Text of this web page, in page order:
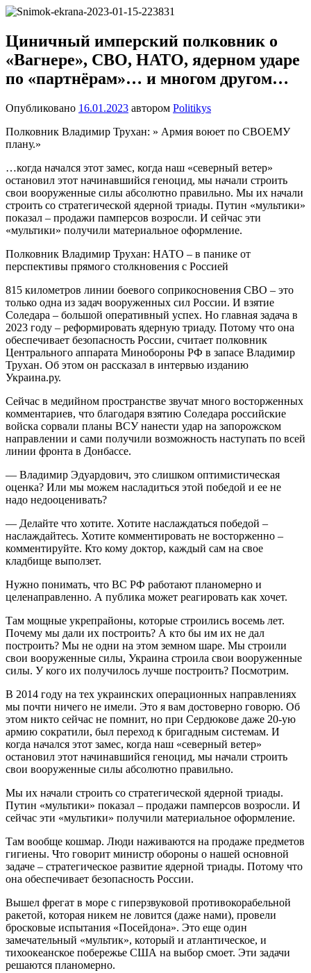
Перейти
содержимому
один
сайт
на
Циничный имперский полковник о
«Вагнере», СВО, НАТО, ядерном ударе
по «партнёрам»… и многом другом…
Опубликовано 16.01.2023 автором Politikys
Полковник Владимир Трухан: » Армия воюет по СВОЕМУ
плану.»
…когда начался этот замес, когда наш «северный ветер»
остановил этот начинавшийся геноцид, мы начали строить
свои вооруженные силы абсолютно правильно. Мы их начали
строить со стратегической ядерной триады. Путин «мультики»
показал – продажи памперсов возросли. И сейчас эти
«мультики» получили материальное оформление.
Полковник Владимир Трухан: НАТО – в панике от
перспективы прямого столкновения с Россией
815 километров линии боевого соприкосновения СВО – это
только одна из задач вооруженных сил России. И взятие
Соледара – большой оперативный успех. Но главная задача в
2023 году – реформировать ядерную триаду. Потому что она
обеспечивает безопасность России, считает полковник
Центрального аппарата Минобороны РФ в запасе Владимир
Трухан. Об этом он рассказал в интервью изданию
Украина.ру.
Сейчас в медийном пространстве звучат много восторженных
комментариев, что благодаря взятию Соледара российские
войска сорвали планы ВСУ нанести удар на запорожском
направлении и сами получили возможность наступать по всей
линии фронта в Донбассе.
— Владимир Эдуардович, это слишком оптимистическая
оценка? Или мы можем насладиться этой победой и ее не
надо недооценивать?
— Делайте что хотите. Хотите наслаждаться победой –
наслаждайтесь. Хотите комментировать не восторженно –
комментируйте. Кто кому доктор, каждый сам на свое
кладбище выползет.
Нужно понимать, что ВС РФ работают планомерно и
целенаправленно. А публика может реагировать как хочет.
Там мощные укрепрайоны, которые строились восемь лет.
Почему мы дали их построить? А кто бы им их не дал
построить? Мы не одни на этом земном шаре. Мы строили
свои вооруженные силы, Украина строила свои вооруженные
силы. У кого их получилось лучше построить? Посмотрим.
В 2014 году на тех украинских операционных направлениях
мы почти ничего не имели. Это я вам достоверно говорю. Об
этом никто сейчас не помнит, но при Сердюкове даже 20-ую
армию сократили, был переход к бригадным системам. И
когда начался этот замес, когда наш «северный ветер»
остановил этот начинавшийся геноцид, мы начали строить
свои вооруженные силы абсолютно правильно.
Мы их начали строить со стратегической ядерной триады.
Путин «мультики» показал – продажи памперсов возросли. И
сейчас эти «мультики» получили материальное оформление.
Там вообще кошмар. Люди наживаются на продаже предметов
гигиены. Что говорит министр обороны о нашей основной
задаче – стратегическое развитие ядерной триады. Потому что
она обеспечивает безопасность России.
Вышел фрегат в море с гиперзвуковой противокорабельной
ракетой, которая никем не ловится (даже нами), провели
бросковые испытания «Посейдона». Это еще один
замечательный «мультик», который и атлантическое, и
тихоокеанское побережье США на выбор смоет. Эти задачи
решаются планомерно.